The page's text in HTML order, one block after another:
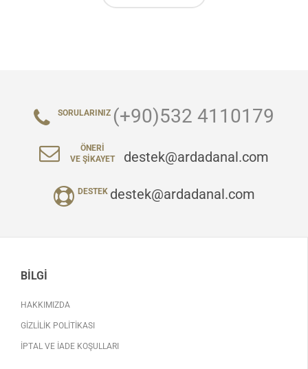
SORULARINIZ (+90)532 4110179
ÖNERI
VE ŞIKAYET
destek@ardadanal.com
DESTEK destek@ardadanal.com
BILGI
HAKKIMIZDA
GIZLILIK POLITIKASI
İPTAL VE İADE KOŞULLARI